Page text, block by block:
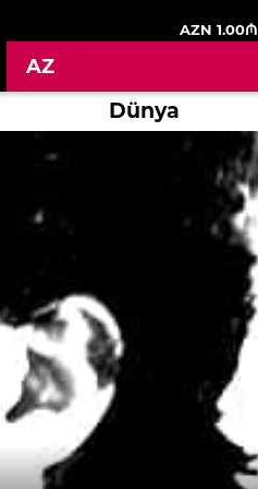
AZN 1.00₼
AZ
Dünya